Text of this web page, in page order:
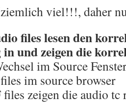
viel!!!, daher
files lesen den
und zeigen die
im Source
im source browser
zeigen die audio tc